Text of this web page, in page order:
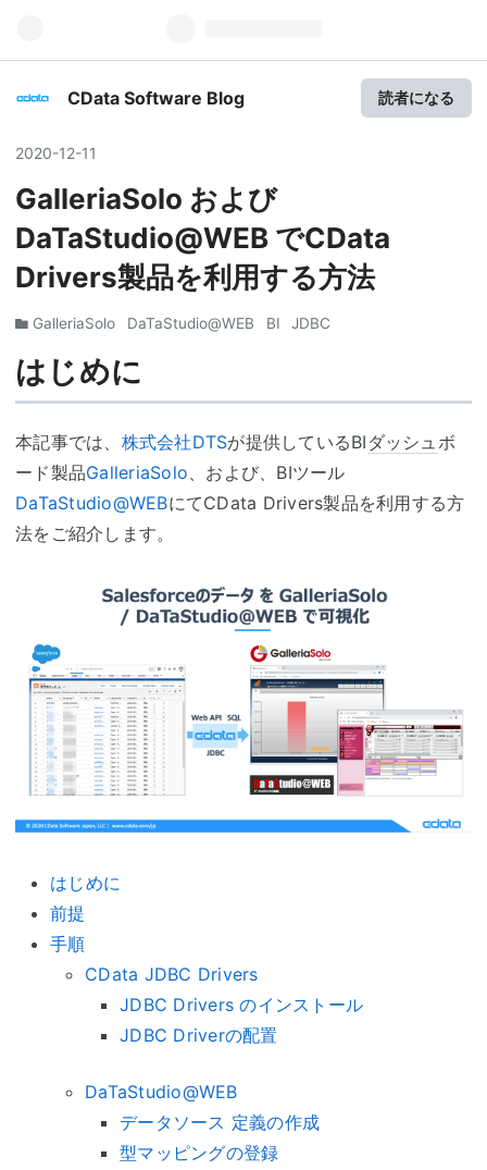
CData Software Blog 読者になる
2020-12-11
GalleriaSolo および
DaTaStudio@WEB でCData
Drivers製品を利用する方法
GalleriaSolo DaTaStudio@WEB BI JDBC
はじめに
本記事では、 株式会社DTSが提供しているBI ダッシュボ
ード製品GalleriaSolo、および、BIツール
DaTaStudio@WEBにてCData Drivers製品を利用する方
法をご紹介します。
はじめに
前提
手順
CData JDBC Drivers
JDBC Drivers のインストール
JDBC Driverの配置
DaTaStudio@WEB
データソース 定義の作成
型マッピングの登録